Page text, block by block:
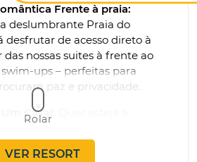
Frente à praia:
deslumbrante Praia do
desfrutar de acesso direto à
nossas suites à frente ao
ups – perfeitas para
paz e privacidade.
Casal:
até mesmo um pequeno
praia, o nosso resort oferece o
Rolar
VER RESORT